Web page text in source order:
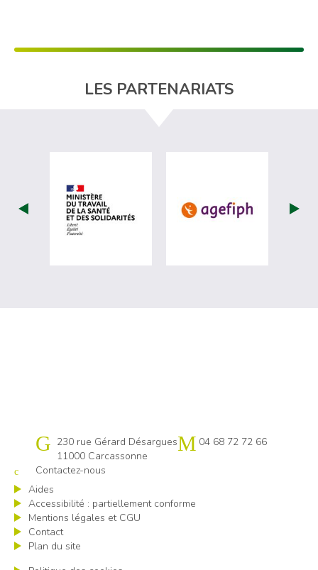
LES PARTENARIATS
visiter les site de Ministère du travail
visiter les
Cap emploi 11
230 rue Gérard Désargues
11000 Carcassonne
04 68 72 72 66
Contactez-nous
Aides
Accessibilité : partiellement conforme
Mentions légales et CGU
Contact
Plan du site